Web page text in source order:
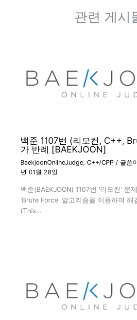
관련 게시
백준 1107번 (리모컨, C++,
가 반례 [BAEKJOON]
BaekjoonOnlineJudge, C++/CPP/ 글쓴
년 01월 28일
백준(BAEKJOON) 1107번 '리모컨' 문
'Brute Force' 알고리즘을 이용하여 해
(This…